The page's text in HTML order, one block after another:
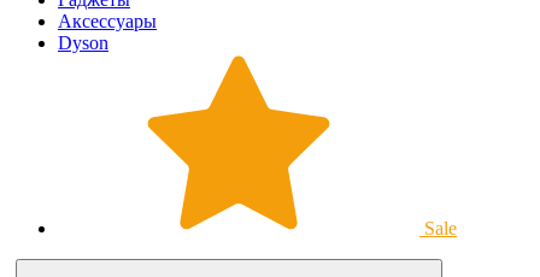
Аксессуары
Dyson
Sale